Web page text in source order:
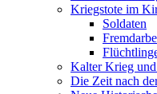
Kriegstote im
Soldaten
Kalter Krieg
Die Zeit nach